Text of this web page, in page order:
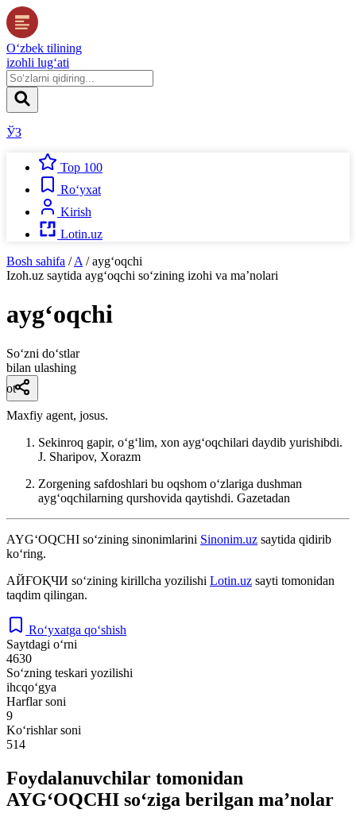
O‘zbek tilining
izohli lug‘ati
ЎЗ
Top 100
Ro‘yxat
Kirish
Lotin.uz
Bosh sahifa / A / ayg‘oqchi
Izoh.uz saytida ayg‘oqchi so‘zining izohi va ma’nolari
ayg‘oqchi
So‘zni do‘stlar
bilan ulashing
ot
Maxfiy agent, josus.
Sekinroq gapir, oʻgʻlim, xon aygʻoqchilari daydib yurishibdi.
J. Sharipov, Xorazm
Zorgening safdoshlari bu oqshom oʻzlariga dushman
aygʻoqchilarning qurshovida qaytishdi. Gazetadan
AYG‘OQCHI so‘zining sinonimlarini Sinonim.uz saytida qidirib
ko‘ring.
АЙҒОҚЧИ so‘zining kirillcha yozilishi Lotin.uz sayti tomonidan
taqdim qilingan.
Ro‘yxatga qo‘shish
Saytdagi o‘rni
4630
So‘zning teskari yozilishi
ihcqo‘gya
Harflar soni
9
Ko‘rishlar soni
514
Foydalanuvchilar tomonidan
AYG‘OQCHI so‘ziga berilgan ma’nolar